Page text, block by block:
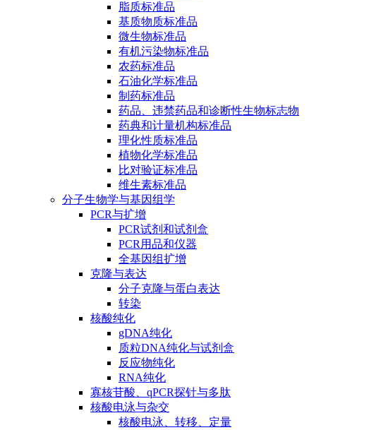
脂质标准品
基质物质标准品
微生物标准品
有机污染物标准品
农药标准品
石油化学标准品
制药标准品
药品、违禁药品和诊断性生物标志物
药典和计量机构标准品
理化性质标准品
植物化学标准品
比对验证标准品
维生素标准品
分子生物学与基因组学
PCR与扩增
PCR试剂和试剂盒
PCR用品和仪器
全基因组扩增
克隆与表达
分子克隆与蛋白表达
转染
核酸纯化
gDNA纯化
质粒DNA纯化与试剂盒
反应物纯化
RNA纯化
寡核苷酸、qPCR探针与多肽
核酸电泳与杂交
核酸电泳、转移、定量